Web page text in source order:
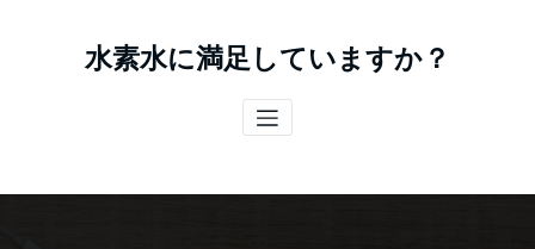
キ
水素水に満足していますか？